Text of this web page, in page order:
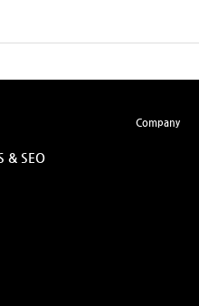
Company
& SEO